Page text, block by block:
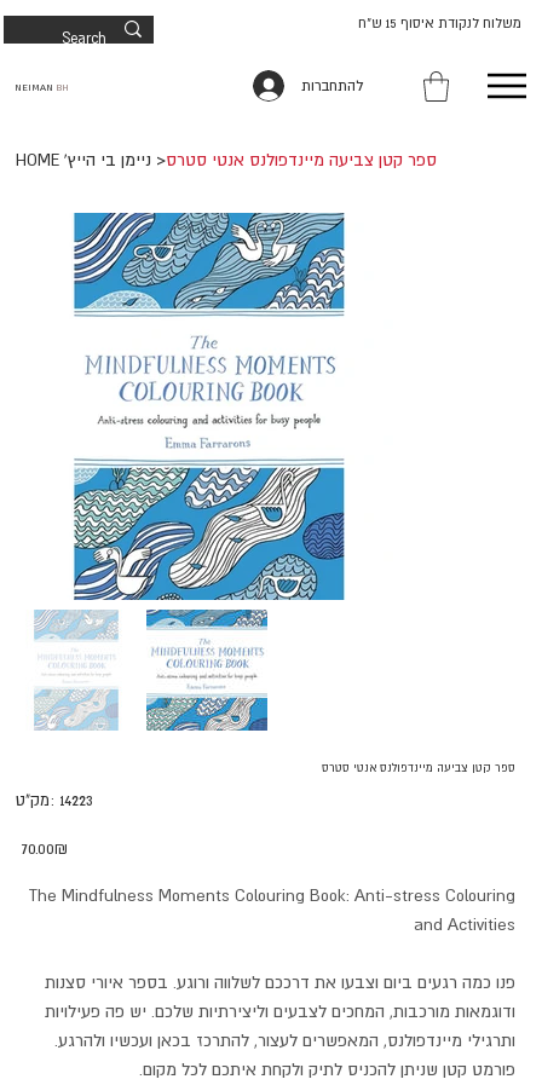
להתחברות NEIMAN BH
משלוח לנקודת איסוף 15 ש"ח
HOME 'ניימן בי הייץ >ספר קטן צביעה מיינדפולנס אנטי סטרס
ספר קטן צביעה מיינדפולנס אנטי סטרס
מק"ט: 14223
14223
‏70.00 ‏₪
The Mindfulness Moments Colouring Book: Anti-stress Colouring
and Activities
פנו כמה רגעים ביום וצבעו את דרככם לשלווה ורוגע. בספר איורי סצנות
ודוגמאות מורכבות, המחכים לצבעים וליצירתיות שלכם. יש פה פעילויות
ותרגילי מיינדפולנס, המאפשרים לעצור, להתרכז בכאן ועכשיו ולהרגע.
פורמט קטן שניתן להכניס לתיק ולקחת איתכם לכל מקום.